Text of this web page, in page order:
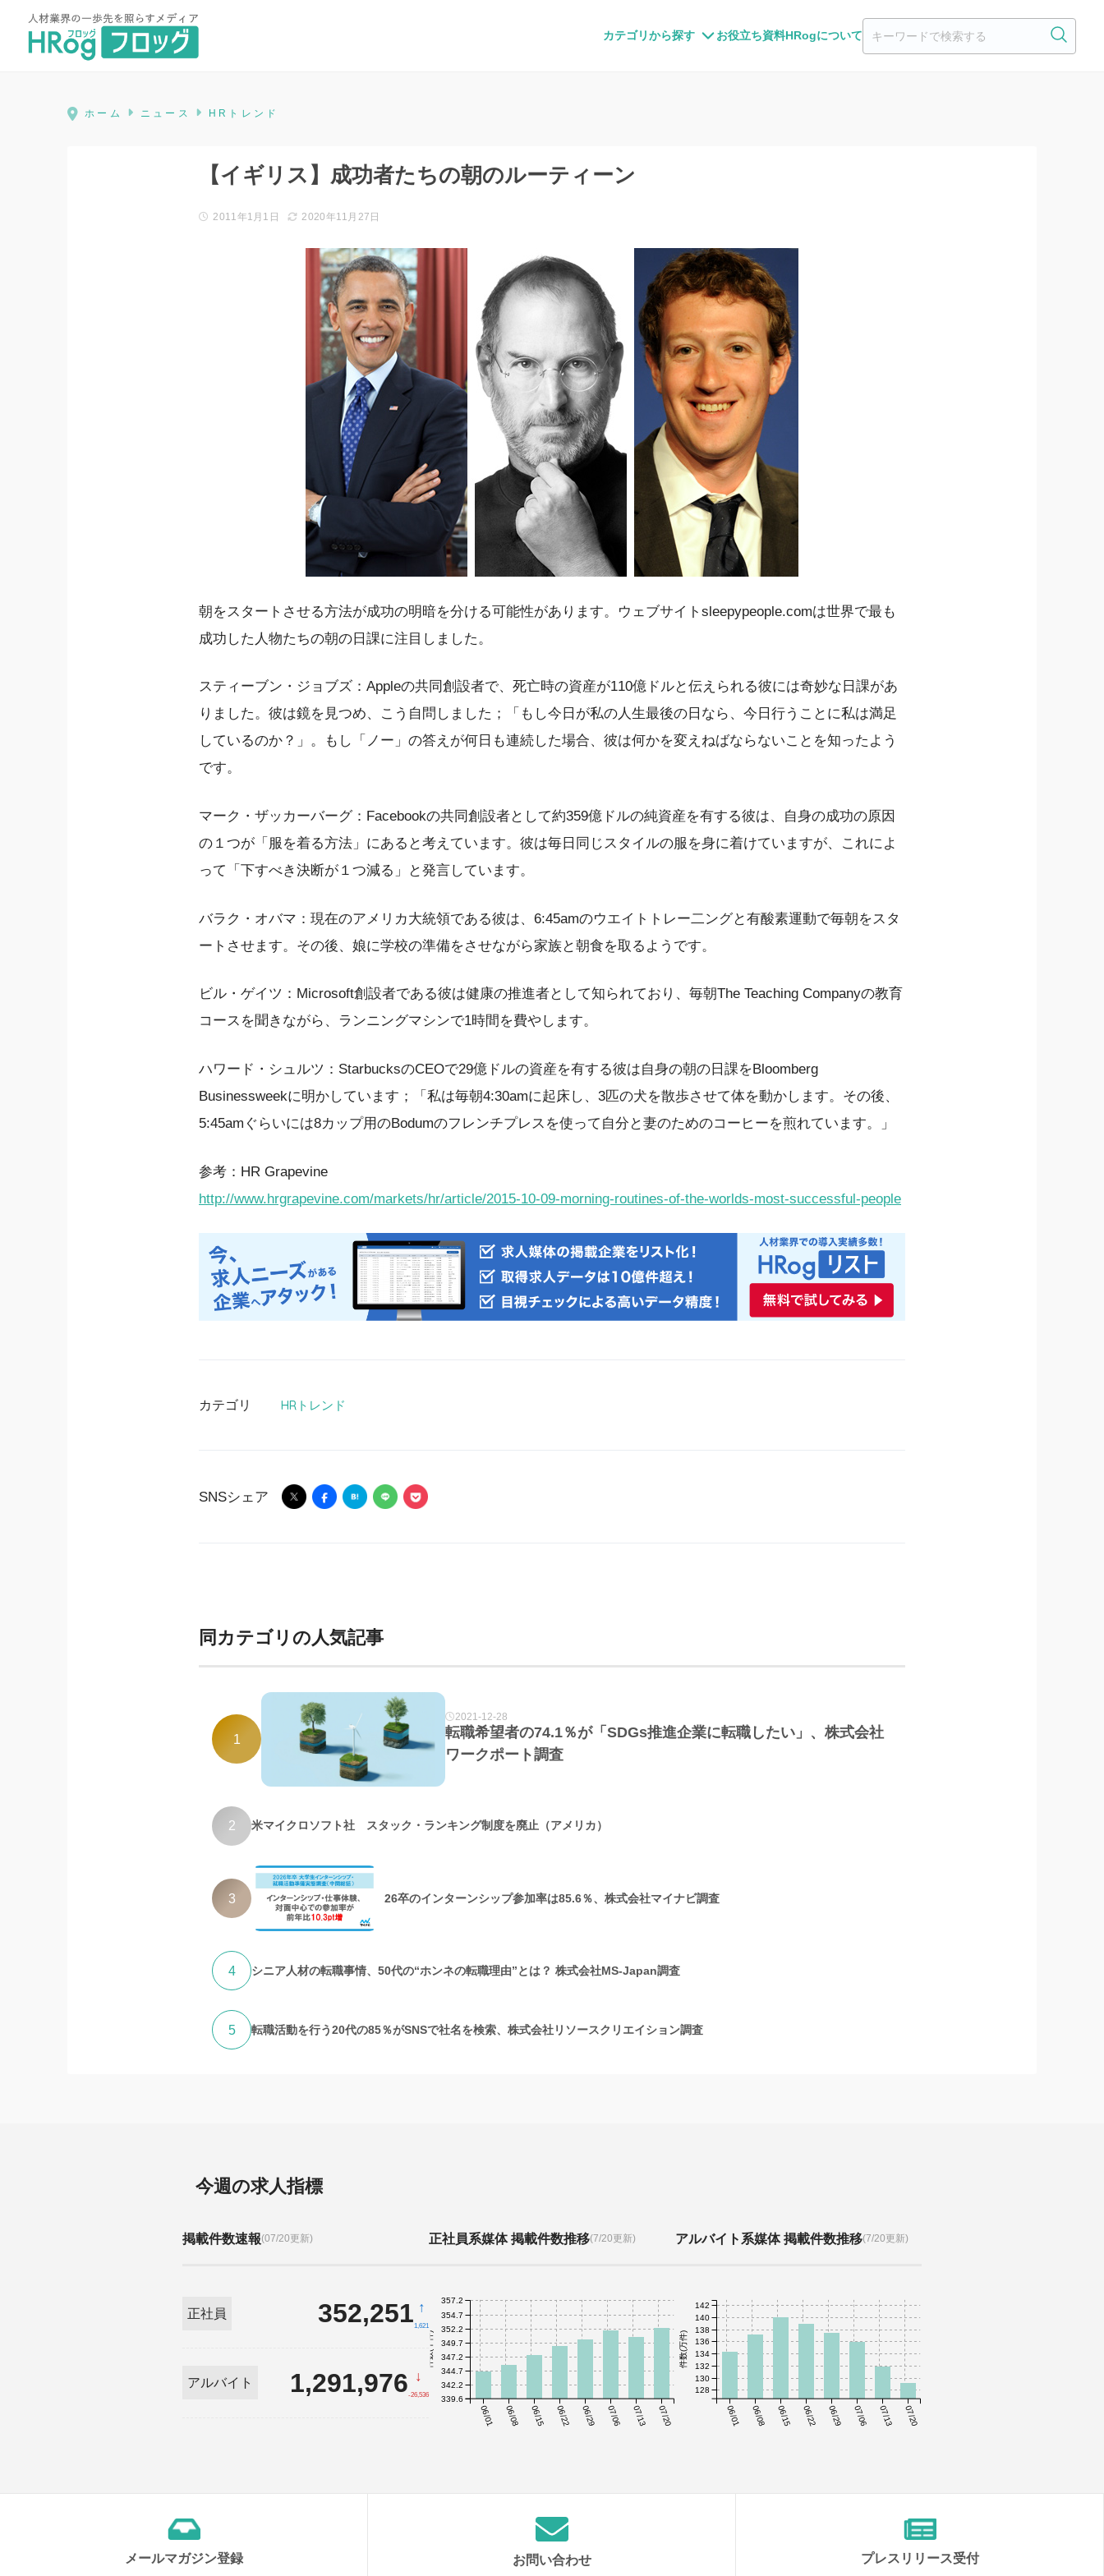
カテゴリから探す お役立ち資料HRogについて
HRog | 人材業界の一歩先を照らすメディア
ホーム ニュース HRトレンド
【イギリス】成功者たちの朝のルーティーン
2011年1月1日 2020年11月27日
朝をスタートさせる方法が成功の明暗を分ける可能性があります。ウェブサイトsleepypeople.comは世界で最も
成功した人物たちの朝の日課に注目しました。
スティーブン・ジョブズ：Appleの共同創設者で、死亡時の資産が110億ドルと伝えられる彼には奇妙な日課があ
りました。彼は鏡を見つめ、こう自問しました；「もし今日が私の人生最後の日なら、今日行うことに私は満足
しているのか？」。もし「ノー」の答えが何日も連続した場合、彼は何かを変えねばならないことを知ったよう
です。
マーク・ザッカーバーグ：Facebookの共同創設者として約359億ドルの純資産を有する彼は、自身の成功の原因
の１つが「服を着る方法」にあると考えています。彼は毎日同じスタイルの服を身に着けていますが、これによ
って「下すべき決断が１つ減る」と発言しています。
バラク・オバマ：現在のアメリカ大統領である彼は、6:45amのウエイトトレー二ングと有酸素運動で毎朝をスタ
ートさせます。その後、娘に学校の準備をさせながら家族と朝食を取るようです。
ビル・ゲイツ：Microsoft創設者である彼は健康の推進者として知られており、毎朝The Teaching Companyの教育
コースを聞きながら、ランニングマシンで1時間を費やします。
ハワード・シュルツ：StarbucksのCEOで29億ドルの資産を有する彼は自身の朝の日課をBloomberg
Businessweekに明かしています；「私は毎朝4:30amに起床し、3匹の犬を散歩させて体を動かします。その後、
5:45amぐらいには8カップ用のBodumのフレンチプレスを使って自分と妻のためのコーヒーを煎れています。」
参考：HR Grapevine
http://www.hrgrapevine.com/markets/hr/article/2015-10-09-morning-routines-of-the-worlds-most-successful-people
カテゴリ HRトレンド
SNSシェア
同カテゴリの人気記事
1
2021-12-28
転職希望者の74.1％が「SDGs推進企業に転職したい」、株式会社
ワークポート調査
2 米マイクロソフト社 スタック・ランキング制度を廃止（アメリカ）
3 26卒のインターンシップ参加率は85.6％、株式会社マイナビ調査
4 シニア人材の転職事情、50代の“ホンネの転職理由”とは？ 株式会社MS-Japan調査
5 転職活動を行う20代の85％がSNSで社名を検索、株式会社リソースクリエイション調査
今週の求人指標
掲載件数速報(07/20更新)
正社員 352,251 ↑
1,621
アルバイト 1,291,976 ↓
-26,536
正社員系媒体 掲載件数推移(7/20更新)
06/01 06/08 06/15 06/22 06/29 07/06 07/13 07/20
件数(千件)
339.6
342.2
344.7
347.2
349.7
352.2
354.7
357.2
アルバイト系媒体 掲載件数推移(7/20更新)
06/01 06/08 06/15 06/22 06/29 07/06 07/13 07/20
件数(万件)
128
130
132
134
136
138
140
142
メールマガジン登録 お問い合わせ プレスリリース受付